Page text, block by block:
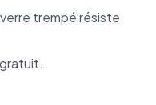
trempé résiste